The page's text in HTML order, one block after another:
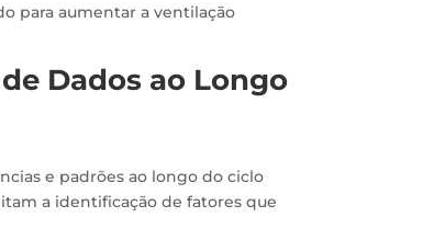
para aumentar a ventilação
Dados ao Longo
e padrões ao longo do ciclo
a identificação de fatores que